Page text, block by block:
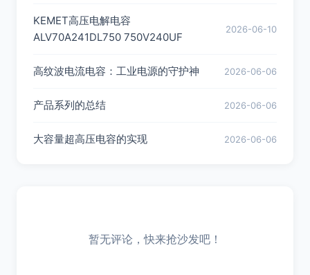
KEMET高压电解电容
ALV70A241DL750 750V240UF
2026-06-10
高纹波电流电容：工业电源的守护神 2026-06-06
产品系列的总结 2026-06-06
大容量超高压电容的实现 2026-06-06
暂无评论，快来抢沙发吧！